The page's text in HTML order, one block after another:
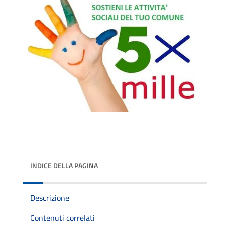
INDICE DELLA PAGINA
Descrizione
Contenuti correlati